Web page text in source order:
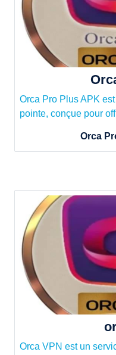
Orca Pro Plus APK
pointe, conçue pour
Orca
Orca VPN est un